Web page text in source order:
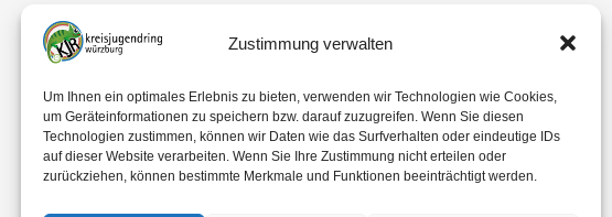
Zustimmung verwalten
Um Ihnen ein optimales Erlebnis zu bieten, verwenden wir Technologien wie Cookies,
um Geräteinformationen zu speichern bzw. darauf zuzugreifen. Wenn Sie diesen
Technologien zustimmen, können wir Daten wie das Surfverhalten oder eindeutige IDs
auf dieser Website verarbeiten. Wenn Sie Ihre Zustimmung nicht erteilen oder
zurückziehen, können bestimmte Merkmale und Funktionen beeinträchtigt werden.